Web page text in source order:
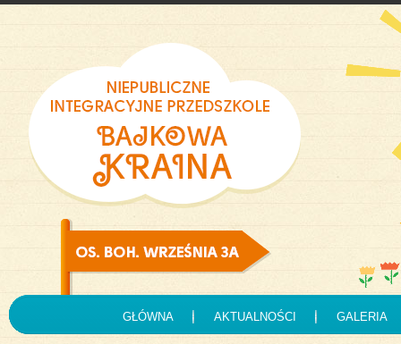
GŁÓWNA AKTUALNOŚCI GALERIA